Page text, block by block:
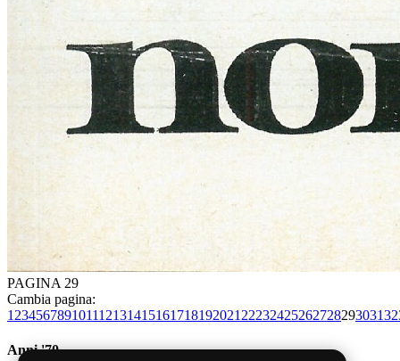
PAGINA 29
Cambia pagina:
1 23456789101112131415161718192021 2223242526272829303132
Anni '70